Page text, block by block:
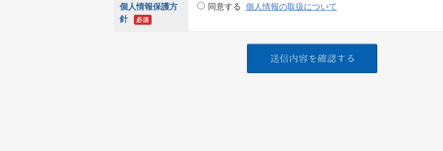
個人情報保護方
針
必須
同意する 個人情報の取扱について